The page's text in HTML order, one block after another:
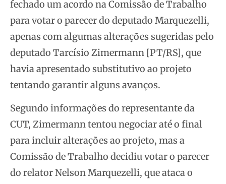
fechado um acordo na Comissão de Trabalho
para votar o parecer do deputado Marquezelli,
apenas com algumas alterações sugeridas pelo
deputado Tarcísio Zimermann [PT/RS], que
havia apresentado substitutivo ao projeto
tentando garantir alguns avanços.
Segundo informações do representante da
CUT, Zimermann tentou negociar até o final
para incluir alterações ao projeto, mas a
Comissão de Trabalho decidiu votar o parecer
do relator Nelson Marquezelli, que ataca o